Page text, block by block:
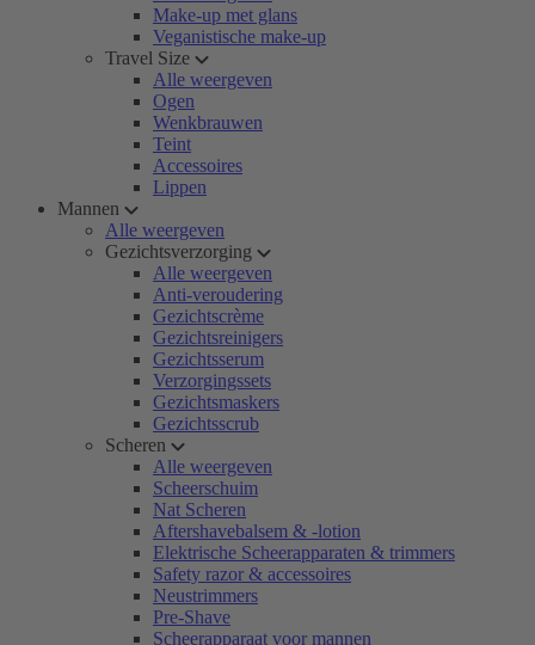
Make-up met glans
Veganistische make-up
Travel Size
Alle weergeven
Ogen
Wenkbrauwen
Teint
Accessoires
Lippen
Mannen
Alle weergeven
Gezichtsverzorging
Alle weergeven
Anti-veroudering
Gezichtscrème
Gezichtsreinigers
Gezichtsserum
Verzorgingssets
Gezichtsmaskers
Gezichtsscrub
Scheren
Alle weergeven
Scheerschuim
Nat Scheren
Aftershavebalsem & -lotion
Elektrische Scheerapparaten & trimmers
Safety razor & accessoires
Neustrimmers
Pre-Shave
Scheerapparaat voor mannen